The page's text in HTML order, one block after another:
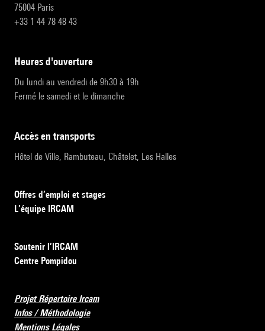
75004 Paris
+33 1 44 78 48 43
heures d'ouverture
Du lundi au vendredi de 9h30 à 19h
Fermé le samedi et le dimanche
accès en transports
Hôtel de Ville, Rambuteau, Châtelet, Les Halles
Offres d’emploi et stages
L’équipe IRCAM
Soutenir l’IRCAM
Centre Pompidou
Projet Répertoire Ircam
Infos / Méthodologie
Mentions Légales